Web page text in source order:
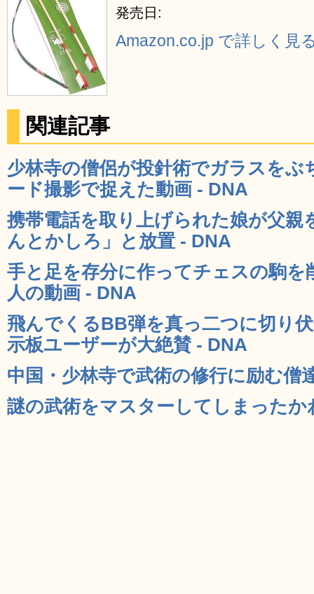
発売日:
Amazon.co.jp で詳しく見
関連記事
少林寺の僧侶が投針術でガラスを
ード撮影で捉えた動画 - DNA
携帯電話を取り上げられた娘が父親
んとかしろ」と放置 - DNA
手と足を存分に作ってチェスの駒
人の動画 - DNA
飛んでくるBB弾を真っ二つに切り
示板ユーザーが大絶賛 - DNA
中国・少林寺で武術の修行に励む僧
謎の武術をマスターしてしまった